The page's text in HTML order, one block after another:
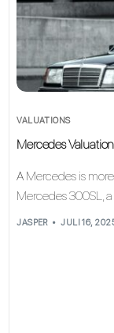
VALUATIONS
Mercedes Valuation
A Mercedes is
Mercedes 300SL,
JASPER JULI 16,